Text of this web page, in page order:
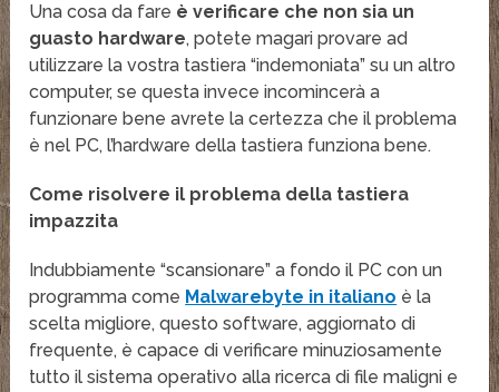
Una cosa da fare è verificare che non sia un
guasto hardware, potete magari provare ad
utilizzare la vostra tastiera “indemoniata” su un altro
computer, se questa invece incomincerà a
funzionare bene avrete la certezza che il problema
è nel PC, l’hardware della tastiera funziona bene.
Come risolvere il problema della tastiera
impazzita
Indubbiamente “scansionare” a fondo il PC con un
programma come Malwarebyte in italiano è la
scelta migliore, questo software, aggiornato di
frequente, è capace di verificare minuziosamente
tutto il sistema operativo alla ricerca di file maligni e